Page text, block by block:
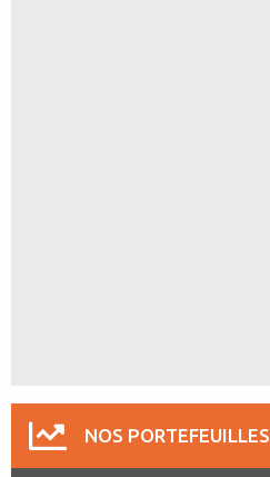
NOS PORTEFEUILLES